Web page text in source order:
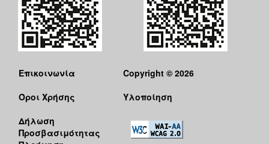
Επικοινωνία
Όροι Χρήσης
Δήλωση
Προσβασιμότητας
Copyright © 2026
Υλοποίηση